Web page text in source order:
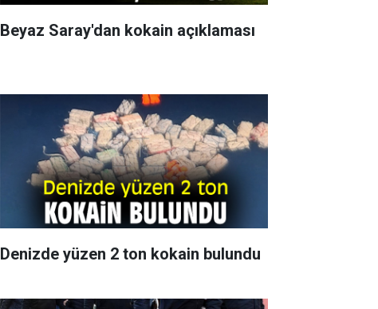
Beyaz Saray'dan kokain açıklaması
Denizde yüzen 2 ton kokain bulundu